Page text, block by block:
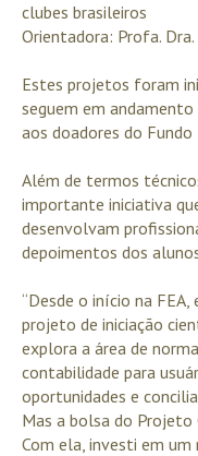
clubes brasileiros
Orientadora: Profa.
Estes projetos foram
seguem em
aos doadores do Fundo
Além de termos
importante iniciativa
desenvolvam
depoimentos dos
“Desde o início na
projeto de iniciação
explora a área de
contabilidade para
oportunidades e
Mas a bolsa do Projeto
Com ela, investi em